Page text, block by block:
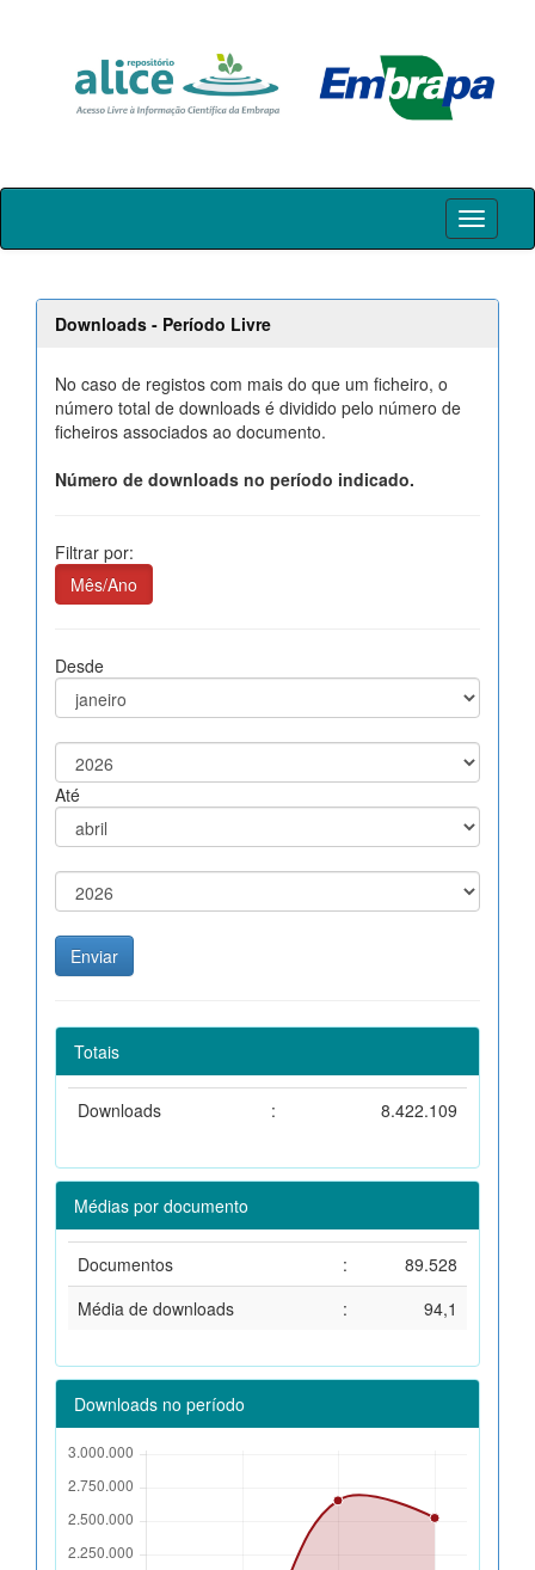
Skip
Downloads - Período Livre
No caso de registos com mais do que um ficheiro, o
número total de downloads é dividido pelo número de
ficheiros associados ao documento.
Número de downloads no período indicado.
Filtrar por:
Mês/Ano
Desde
Até
Totais
Downloads : 8.422.109
Médias por documento
Documentos :
89.528
Média de downloads
: 94,1
Downloads no período